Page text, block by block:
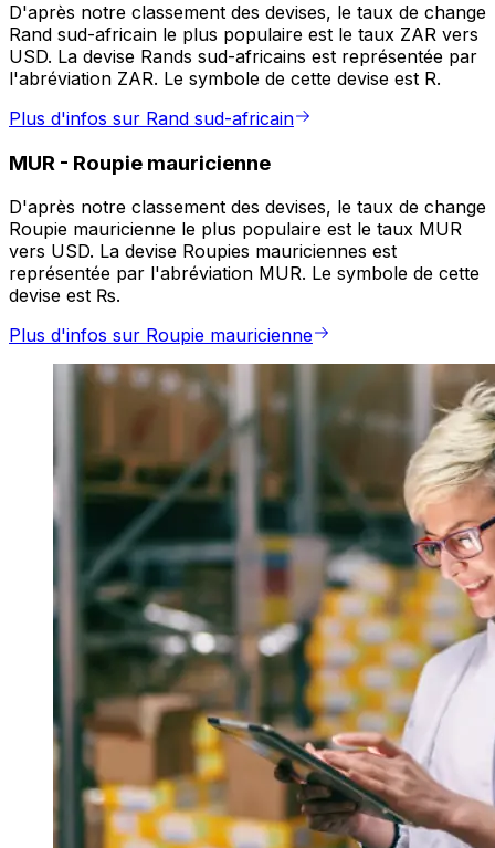
D'après notre classement des devises, le taux de change
Rand sud-africain le plus populaire est le taux ZAR vers
USD. La devise Rands sud-africains est représentée par
l'abréviation ZAR. Le symbole de cette devise est R.
Plus d'infos sur Rand sud-africain
MUR - Roupie mauricienne
D'après notre classement des devises, le taux de change
Roupie mauricienne le plus populaire est le taux MUR
vers USD. La devise Roupies mauriciennes est
représentée par l'abréviation MUR. Le symbole de cette
devise est ₨.
Plus d'infos sur Roupie mauricienne